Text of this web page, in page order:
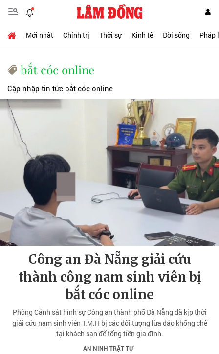
Mới nhất Chính trị Thời sự Kinh tế Đời sống Pháp
bắt cóc online
Cập nhập tin tức bắt cóc online
Công an Đà Nẵng giải cứu
thành công nam sinh viên bị
bắt cóc online
Phòng Cảnh sát hình sự Công an thành phố Đà Nẵng đã kịp thời
giải cứu nam sinh viên T.M.H bị các đối tượng lừa đảo khống chế
tại khách sạn để tống tiền gia đình.
AN NINH TRẬT TỰ